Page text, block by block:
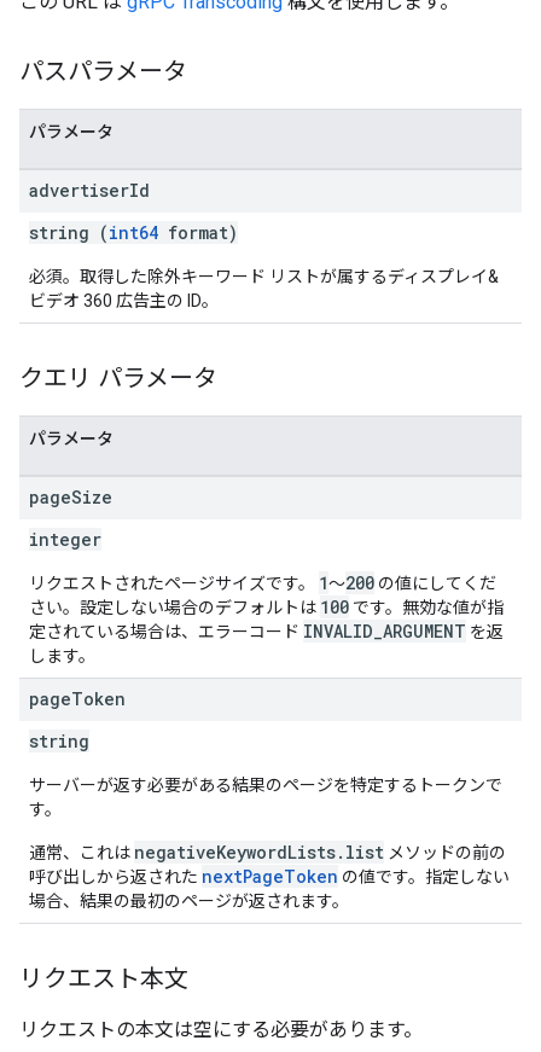
パスパラメータ
パラメータ
advertiserId
string (int64 format)
必須。取得した除外キーワード リストが属するディスプレイ&
ビデオ 360 広告主の ID。
クエリ パラメータ
パラメータ
pageSize
integer
リクエストされたページサイズです。 1～200 の値にしてくだ
さい。設定しない場合のデフォルトは 100 です。無効な値が指
定されている場合は、エラーコード INVALID_ARGUMENT を返
します。
pageToken
string
サーバーが返す必要がある結果のページを特定するトークンで
す。
通常、これは negativeKeywordLists.list メソッドの前の
呼び出しから返された nextPageToken の値です。指定しない
場合、結果の最初のページが返されます。
リクエスト本文
リクエストの本文は空にする必要があります。